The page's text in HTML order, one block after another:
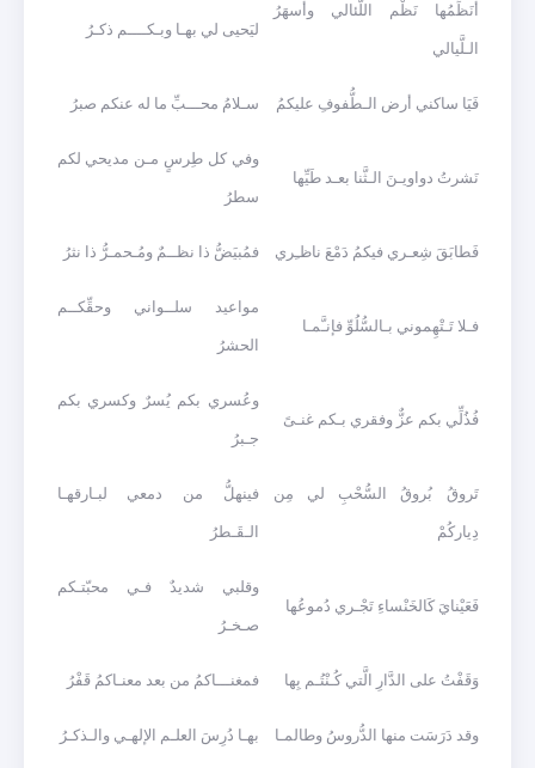
ليَحيى لي بهـا وبـكــــم ذكـرُ
أُنَظِّمُها نَظْم اللَّئالي وأَسهَرُ
الـلَّيالي
سـلامُ محـــبِّ ما له عنكم صبرُ فَيَا ساكني أرض الـطُّفوفِ عليكمُ
وفي كل طِرسٍ مـن مديحي لكم
سطرُ
نَشرتُ دواويـنَ الـثَّنا بعـد طَيِّها
فمُبيَضُّ ذا نظــمٌ ومُـحمـرُّ ذا نثرُ فَطابَقَ شِعـري فيكمُ دَمْعَ ناظـِري
مواعيد سلــواني وحقِّكــم
الحشرُ
فـلا تَـتْهِموني بـالسُّلُوِّ فإنـَّمـا
وعُسري بكم يُسرٌ وكسري بكم
جـبرُ
فُذُلِّي بكم عزٌّ وفقري بـكم غنـىً
فينهلُّ من دمعي لبـارقهـا
الـقَـطرُ
تَروقُ بُروقُ السُّحْبِ لي مِن
دِياركُمْ
وقلبي شديدٌ فـي محبّتـكم
صـخـرُ
فَعَيْنايَ كَالخَنْساءِ تَجْـري دُموعُها
فمغنـــاكمُ من بعد معنـاكمُ قَفْرُ وَقَفْتُ على الدَّارِ الَّتي كُـنْتُـم بِها
بهـا دُرِسَ العلـم الإلهـي والـذكـرُ وقد دَرَسَت منها الدُّروسُ وطالمـا